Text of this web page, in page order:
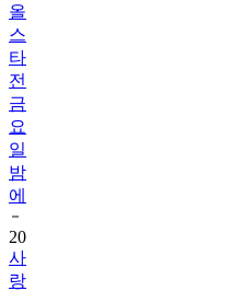
올
스
타
전
금
요
일
밤
에
20
사
랑